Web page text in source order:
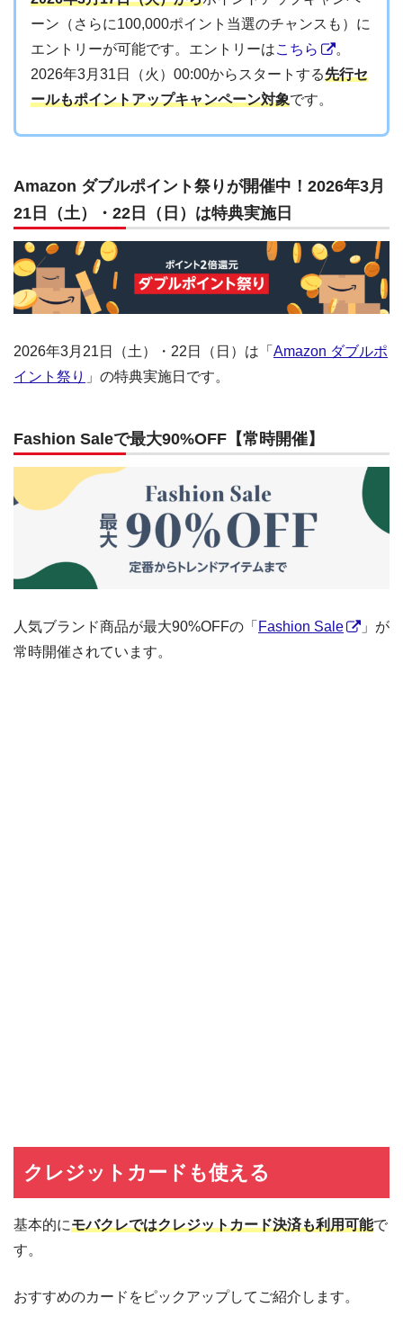
ーン（さらに100,000ポイント当選のチャンスも）に
エントリーが可能です。エントリーはこちら
。
2026年3月31日（火）00:00からスタートする先行セ
ールもポイントアップキャンペーン対象です。
Amazon ダブルポイント祭りが開催中！2026年3月
21日（土）・22日（日）は特典実施日
2026年3月21日（土）・22日（日）は「 Amazon ダブルポ
イント祭り 」の特典実施日です。
Fashion Saleで最大90%OFF【常時開催】
人気ブランド商品が最大90%OFFの「 Fashion Sale
」が
常時開催されています。
クレジットカードも使える
基本的にモバクレではクレジットカード決済も利用可能で
す。
おすすめのカードをピックアップしてご紹介します。